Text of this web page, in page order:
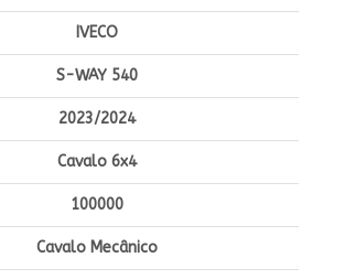
IVECO
S-WAY 540
2023/2024
Cavalo 6x4
100000
Cavalo Mecânico